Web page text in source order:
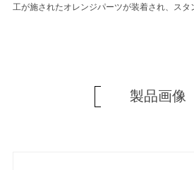
工が施されたオレンジパーツが装着され、スタ
製品画像